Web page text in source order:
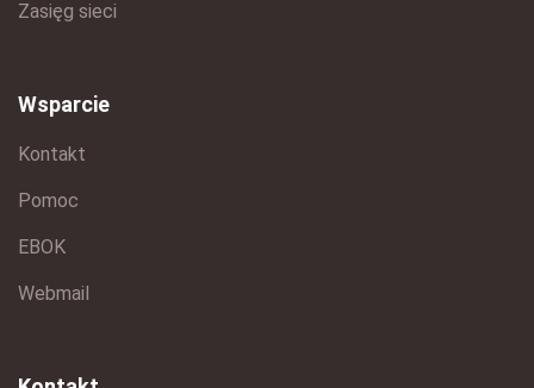
Zasięg sieci
Wsparcie
Kontakt
Pomoc
EBOK
Webmail